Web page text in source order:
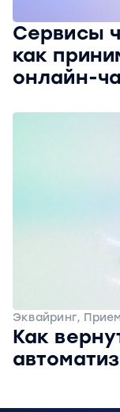
Сервисы
как
онлайн-
Эквайринг,
Как